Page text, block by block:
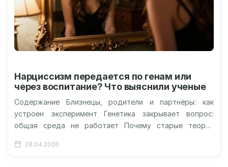
Нарциссизм передается по генам или
через воспитание? Что выяснили ученые
Содержание Близнецы, родители и партнёры: как
устроен эксперимент Генетика закрывает вопрос:
общая среда не работает Почему старые теории
28.04.2026